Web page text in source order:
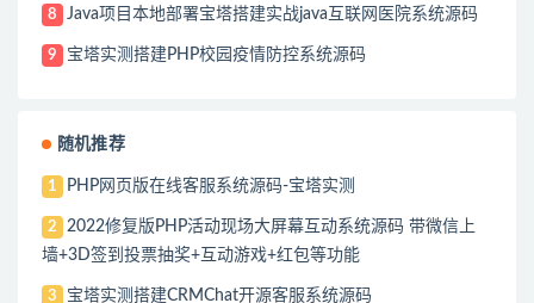
8 Java项目本地部署宝塔搭建实战java互联网医院系统源码
9 宝塔实测搭建PHP校园疫情防控系统源码
随机推荐
1 PHP网页版在线客服系统源码-宝塔实测
2
2022修复版PHP活动现场大屏幕互动系统源码 带微信上
墙+3D签到投票抽奖+互动游戏+红包等功能
3 宝塔实测搭建CRMChat开源客服系统源码